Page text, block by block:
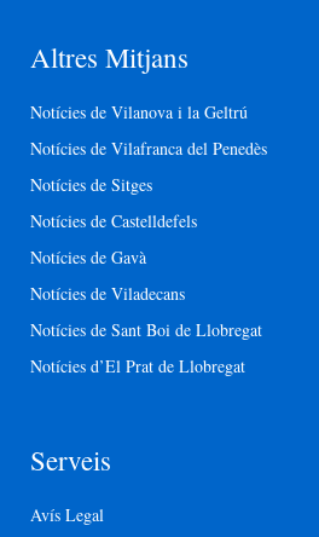
Altres Mitjans
Notícies de Vilanova i la Geltrú
Notícies de Vilafranca del Penedès
Notícies de Sitges
Notícies de Castelldefels
Notícies de Gavà
Notícies de Viladecans
Notícies de Sant Boi de Llobregat
Notícies d’El Prat de Llobregat
Serveis
Avís Legal